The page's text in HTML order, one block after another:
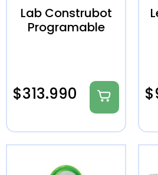
Lab Construbot
Programable
$313.990 $